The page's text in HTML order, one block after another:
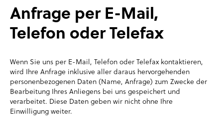
Anfrage per E-Mail,
Telefon oder Telefax
Wenn Sie uns per E-Mail, Telefon oder Telefax kontaktieren,
wird Ihre Anfrage inklusive aller daraus hervorgehenden
personenbezogenen Daten (Name, Anfrage) zum Zwecke der
Bearbeitung Ihres Anliegens bei uns gespeichert und
verarbeitet. Diese Daten geben wir nicht ohne Ihre
Einwilligung weiter.